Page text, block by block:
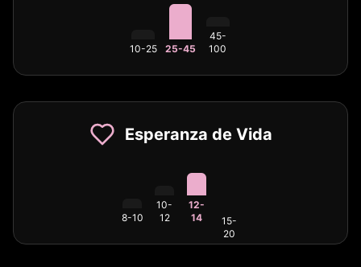
10-25 25-45
45-
100
Esperanza de Vida
8-10
10-
12
12-
14
15-
20